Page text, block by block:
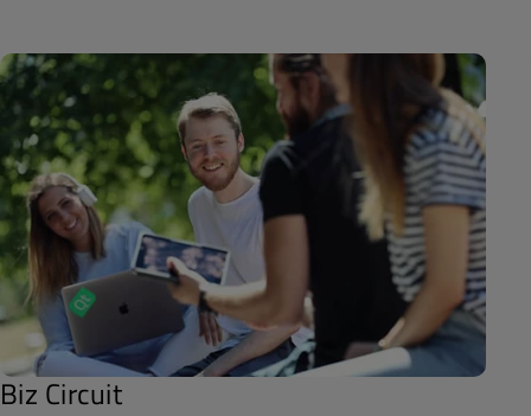
Biz Circuit